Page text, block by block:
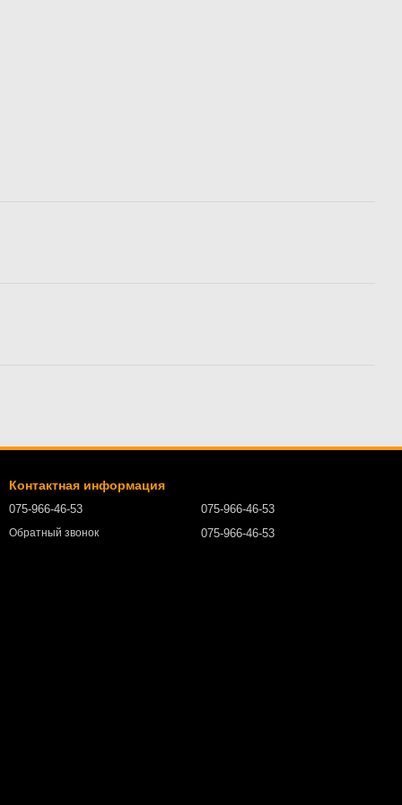
Контактная информация
075-966-46-53
Обратный звонок
075-966-46-53
075-966-46-53